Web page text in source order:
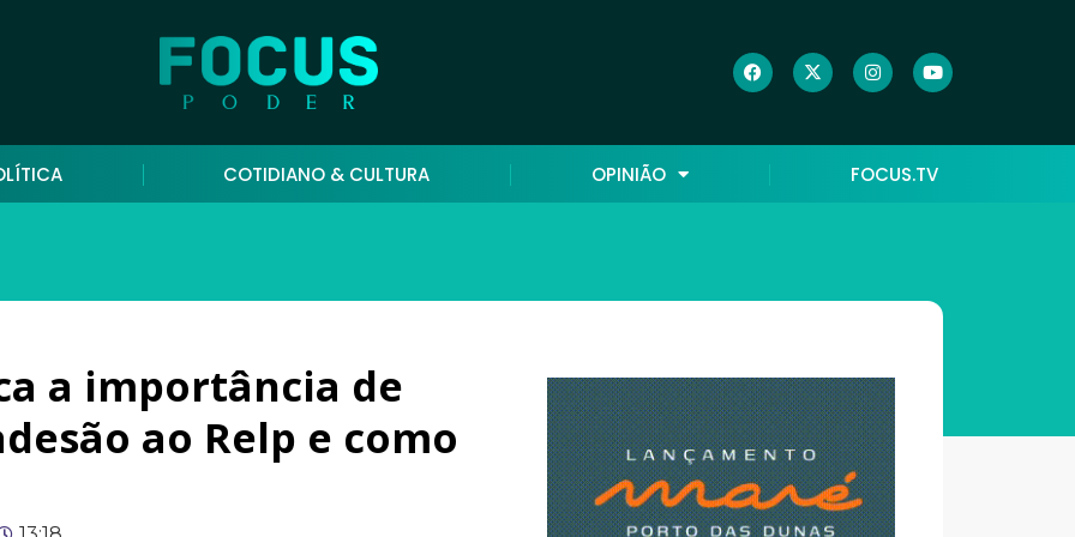
COTIDIANO & CULTURA OPINIÃO FOCUS.TV
a importância de
ao Relp e como